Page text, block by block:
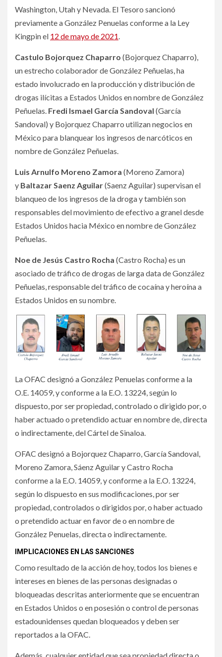
Washington, Utah y Nevada. El Tesoro sancionó
previamente a González Penuelas conforme a la Ley
Kingpin el 12 de mayo de 2021
Castulo Bojorquez Chaparro (Bojorquez Chaparro),
un estrecho colaborador de González Peñuelas, ha
estado involucrado en la producción y distribución de
drogas ilícitas a Estados Unidos en nombre de González
Peñuelas. Fredi Ismael García Sandoval (García
Sandoval) y Bojorquez Chaparro utilizan negocios en
México para blanquear los ingresos de narcóticos en
nombre de González Peñuelas.
Luis Arnulfo Moreno Zamora (Moreno Zamora)
y Baltazar Saenz Aguilar(Saenz Aguilar) supervisan el
blanqueo de los ingresos de la droga y también son
responsables del movimiento de efectivo a granel desde
Estados Unidos hacia México en nombre de González
Peñuelas.
Noe de Jesús Castro Rocha (Castro Rocha) es un
asociado de tráfico de drogas de larga data de González
Peñuelas, responsable del tráfico de cocaína y heroína a
Estados Unidos en su nombre.
La OFAC designó a González Penuelas conforme a la
O.E. 14059, y conforme a la E.O. 13224, según lo
dispuesto, por ser propiedad, controlado o dirigido por, o
haber actuado o pretendido actuar en nombre de, directa
o indirectamente, del Cártel de Sinaloa.
OFAC designó a Bojorquez Chaparro, García Sandoval,
Moreno Zamora, Sáenz Aguilar y Castro Rocha
conforme a la E.O. 14059, y conforme a la E.O. 13224,
según lo dispuesto en sus modificaciones, por ser
propiedad, controlados o dirigidos por, o haber actuado
o pretendido actuar en favor de o en nombre de
González Penuelas, directa o indirectamente.
IMPLICACIONES EN LAS SANCIONES
Como resultado de la acción de hoy, todos los bienes e
intereses en bienes de las personas designadas o
bloqueadas descritas anteriormente que se encuentran
en Estados Unidos o en posesión o control de personas
estadounidenses quedan bloqueados y deben ser
reportados a la OFAC.
Además, cualquier entidad que sea propiedad directa o